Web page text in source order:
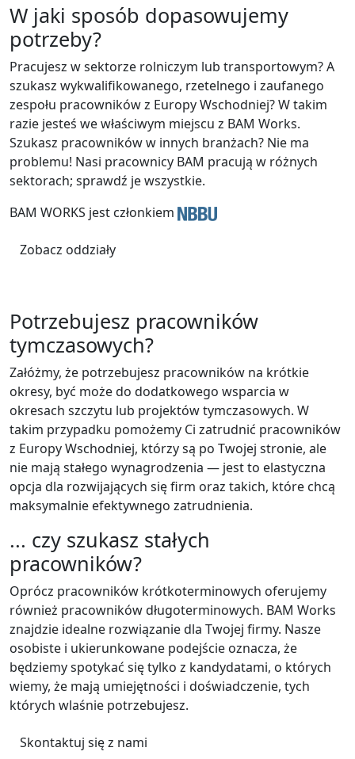
W jaki sposób dopasowujemy
potrzeby?
Pracujesz w sektorze rolniczym lub transportowym? A
szukasz wykwalifikowanego, rzetelnego i zaufanego
zespołu pracowników z Europy Wschodniej? W takim
razie jesteś we właściwym miejscu z BAM Works.
Szukasz pracowników w innych branżach? Nie ma
problemu! Nasi pracownicy BAM pracują w różnych
sektorach; sprawdź je wszystkie.
BAM WORKS jest członkiem
Zobacz oddziały
Potrzebujesz pracowników
tymczasowych?
Załóżmy, że potrzebujesz pracowników na krótkie
okresy, być może do dodatkowego wsparcia w
okresach szczytu lub projektów tymczasowych. W
takim przypadku pomożemy Ci zatrudnić pracowników
z Europy Wschodniej, którzy są po Twojej stronie, ale
nie mają stałego wynagrodzenia — jest to elastyczna
opcja dla rozwijających się firm oraz takich, które chcą
maksymalnie efektywnego zatrudnienia.
... czy szukasz stałych
pracowników?
Oprócz pracowników krótkoterminowych oferujemy
również pracowników długoterminowych. BAM Works
znajdzie idealne rozwiązanie dla Twojej firmy. Nasze
osobiste i ukierunkowane podejście oznacza, że ​​
będziemy spotykać się tylko z kandydatami, o których
wiemy, że mają umiejętności i doświadczenie, tych
których wlaśnie potrzebujesz.
Skontaktuj się z nami